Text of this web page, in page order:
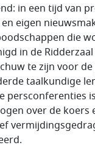
in een tijd van
eigen
die
in de
te zijn voor
taalkundige
persconferenties
over de